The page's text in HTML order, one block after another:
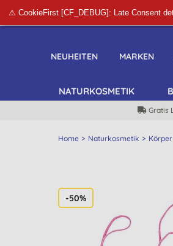
⚠ CookieFirst [CF_DEBUG]: Late Consent
NEUHEITEN MARKEN
NATURKOSMETIK
Gratis
Home Naturkosmetik
-50%